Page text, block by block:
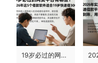
19岁必过的网贷平台有哪些？2026年这5个借款软件适合19岁快速借3000